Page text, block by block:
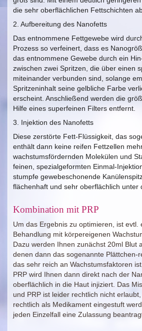
die sehr oberflächlichen Fettschichten
2. Aufbereitung des Nanofetts
Das entnommene Fettgewebe wird
Prozess so verfeinert, dass es
das entnommene Gewebe durch ein
zwischen zwei Spritzen, die über einen
miteinander verbunden sind, solange
Spritzeninhalt seine gelbliche Farbe
erscheint. Anschließend werden die
Hilfe eines superfeinen Filters entfernt.
3. Injektion des Nanofetts
Diese zerstörte Fett-Flüssigkeit, das
enthält dann keine reifen Fettzellen
wachstumsfördernden Molekülen und
feinen, spezialgeformten Einmal-
stumpfe gewebeschonende
flächenhaft und sehr oberflächlich unter
Kombination mit PRP
Um das Ergebnis zu optimieren, ist evtl.
Behandlung mit körpereigenen
Dazu werden Ihnen zunächst 20ml Blut
denen dann das sogenannte Plättchen-
das sehr reich an Wachstumsfaktoren
PRP wird Ihnen dann direkt nach der
oberflächlich in die Haut injiziert. Das
und PRP ist leider rechtlich nicht
rechtlich als Medikament eingestuft
jeden Einzelfall eine Zulassung